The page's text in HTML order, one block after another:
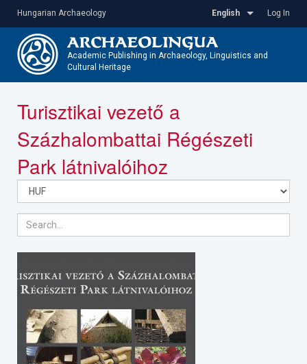
content
Hungarian Archaeology Log In
English
Academic Publishing in Archaeology, Linguistics and
Cultural Heritage
Turisztikai vezető a
Százhalombattai Régészeti
Park látnivalóihoz